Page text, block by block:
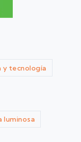
y tecnología
luminosa